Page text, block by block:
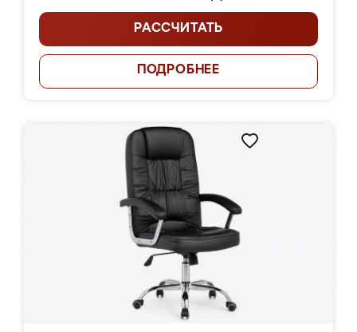
РАССЧИТАТЬ
ПОДРОБНЕЕ